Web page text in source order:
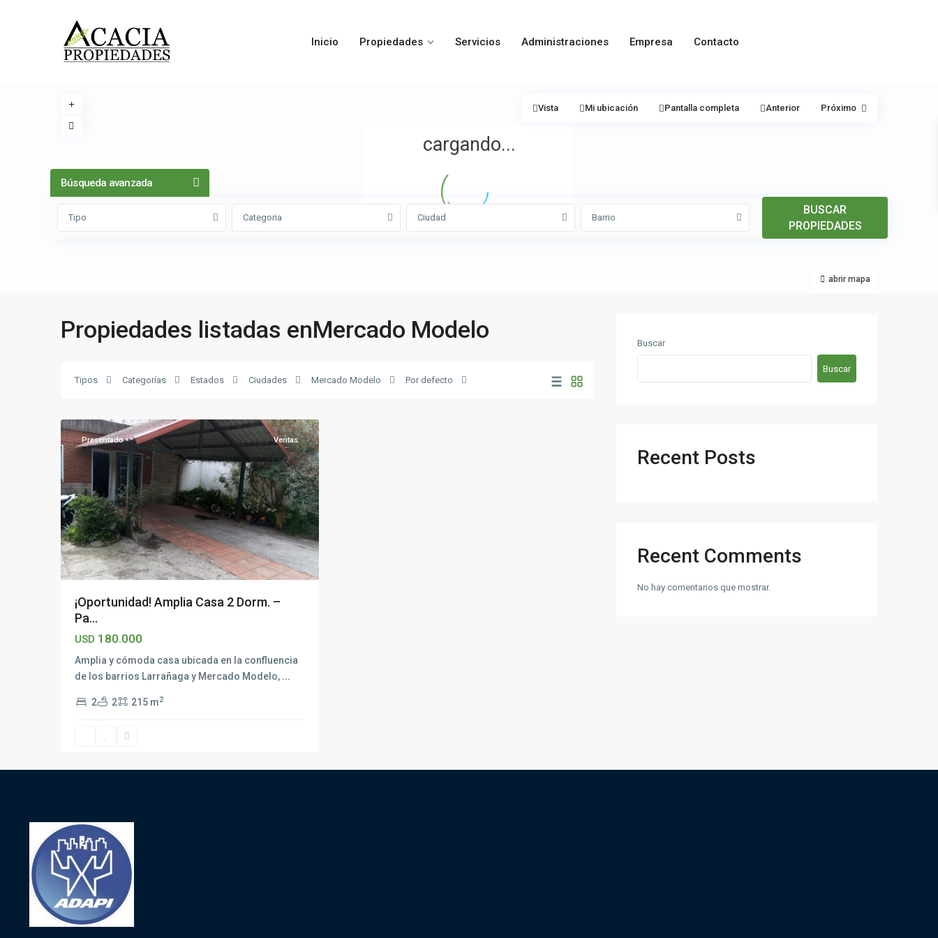
Inicio Propiedades Servicios Administraciones Empresa Contacto
cargando...
abrir mapa
Vista Mi ubicación Pantalla completa Anterior Próximo
Búsqueda avanzada
Tipo Categoria Ciudad Barrio
BUSCAR
PROPIEDADES
Propiedades listadas enMercado Modelo
Tipos Categorías Estados Ciudades Mercado Modelo Por defecto
Presentado Ventas
¡Oportunidad! Amplia Casa 2 Dorm. –
Pa...
USD 180.000
Amplia y cómoda casa ubicada en la confluencia
de los barrios Larrañaga y Mercado Modelo, ...
2 2 215 m2
Buscar
Buscar
Recent Posts
Recent Comments
No hay comentarios que mostrar.